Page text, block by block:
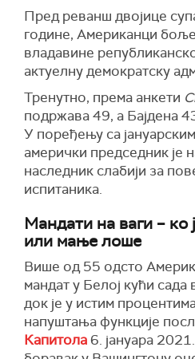
Пред реванш двојице
године, Американци
владавине
актуелну демократску
Тренутно, према анкети
подржава 49, а Бајдена
У поређењу са
амерички председник је
наследник слабији за
испитаника.
Мандати на ваги – ко
или мање лоше
Више од 55 одсто
мандат у Белој кући
док је у истим
напуштања функције
Капитола6. јануара